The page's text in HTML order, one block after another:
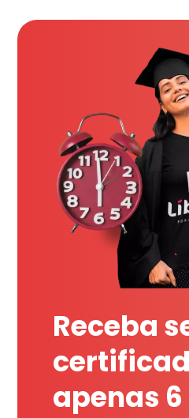
Receba
apenas